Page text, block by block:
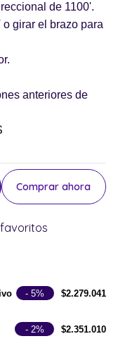
de 1100'.
girar el brazo para
anteriores de
Comprar ahora
- 5% $2.279.041
- 2% $2.351.010